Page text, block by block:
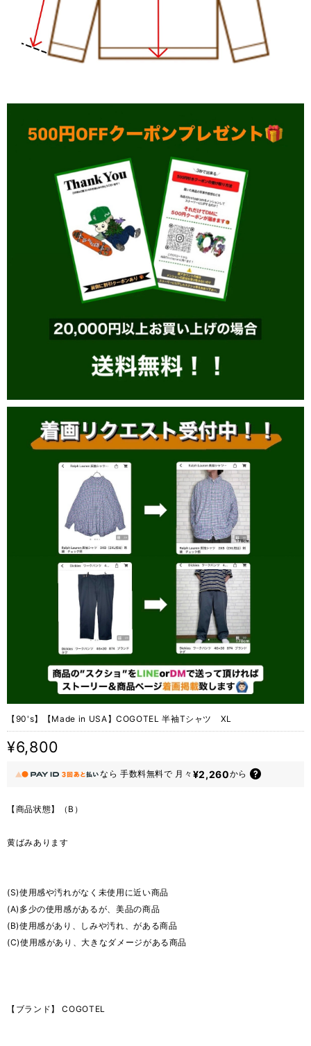
【90's】【Made in USA】COGOTEL 半袖Tシャツ XL
¥6,800
なら 手数料無料で 月々 ¥2,260から
【商品状態】（B）
黄ばみあります
(S)使用感や汚れがなく未使用に近い商品
(A)多少の使用感があるが、美品の商品
(B)使用感があり、しみや汚れ、がある商品
(C)使用感があり、大きなダメージがある商品
【ブランド】 COGOTEL